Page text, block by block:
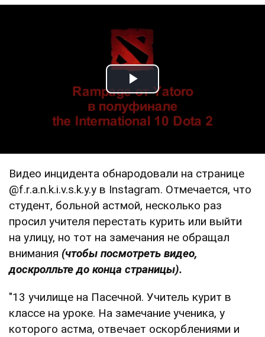
Play Video
Видео инцидента обнародовали на странице
@f.r.a.n.k.i.v.s.k.y.y в Instagram. Отмечается, что
студент, больной астмой, несколько раз
просил учителя перестать курить или выйти
на улицу, но тот на замечания не обращал
внимания (чтобы посмотреть видео,
доскролльте до конца страницы).
"13 училище на Пасечной. Учитель курит в
классе на уроке. На замечание ученика, у
которого астма, отвечает оскорблениями и